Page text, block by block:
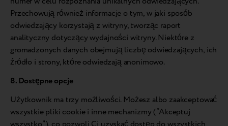
Przechowują również informacje o tym, w jaki sposób
odwiedzający korzystają z witryny, tworząc raport
analityczny dotyczący wydajności witryny. Niektóre z
gromadzonych danych obejmują liczbę odwiedzających, ich
źródło i strony, które odwiedzają anonimowo.
8. Dostępne opcje
Użytkownik ma trzy możliwości. Możesz albo zaakceptować
wszystkie pliki cookie i inne mechanizmy (“Akceptuj